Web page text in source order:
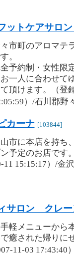
ットケアサロ
市町のアロマテ
。
予約制・女性限
お一人に合わせて
て頂けます。（登
）/石川郡野
カーナ [103844]
市に本店を持ち
予定のお店です
11 15:15:17）/金
サロン クレ
軽メニューから
癒された帰りに
11-03 17:43:40